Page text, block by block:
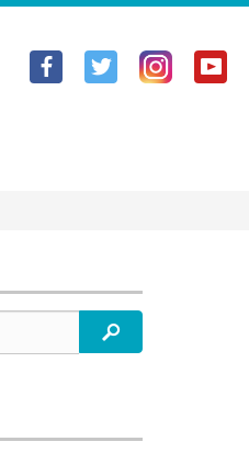
Facebook
Twitter
検索